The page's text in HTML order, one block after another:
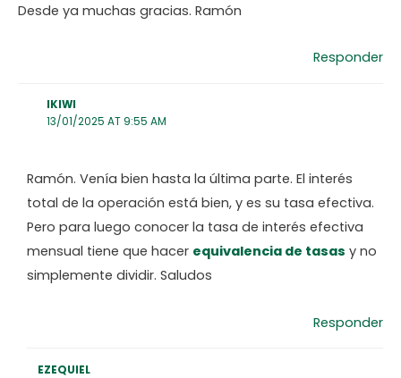
Desde ya muchas gracias. Ramón
Responder
IKIWI
13/01/2025 AT 9:55 AM
Ramón. Venía bien hasta la última parte. El interés
total de la operación está bien, y es su tasa efectiva.
Pero para luego conocer la tasa de interés efectiva
mensual tiene que hacer equivalencia de tasas y no
simplemente dividir. Saludos
Responder
EZEQUIEL